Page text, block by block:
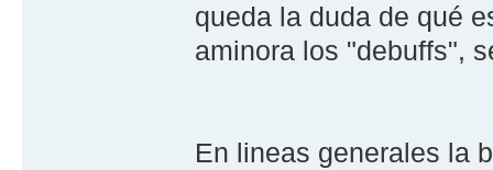
queda la duda de qué
aminora los "debuffs",
En lineas generales la